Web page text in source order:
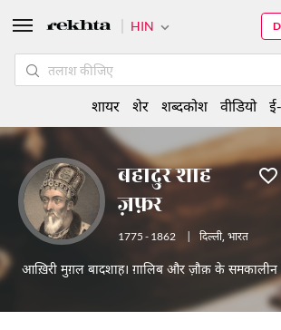
बहादुर शाह
ज़फ़र
1775 - 1862 दिल्ली, भारत
आख़िरी मुग़ल बादशाह। ग़ालिब और ज़ौक़ के समकालीन
HIN
शायर शेर शब्दकोश वीडियो